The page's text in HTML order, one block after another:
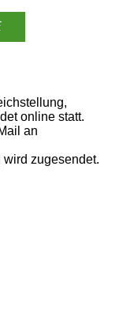
online statt.
an
zugesendet.